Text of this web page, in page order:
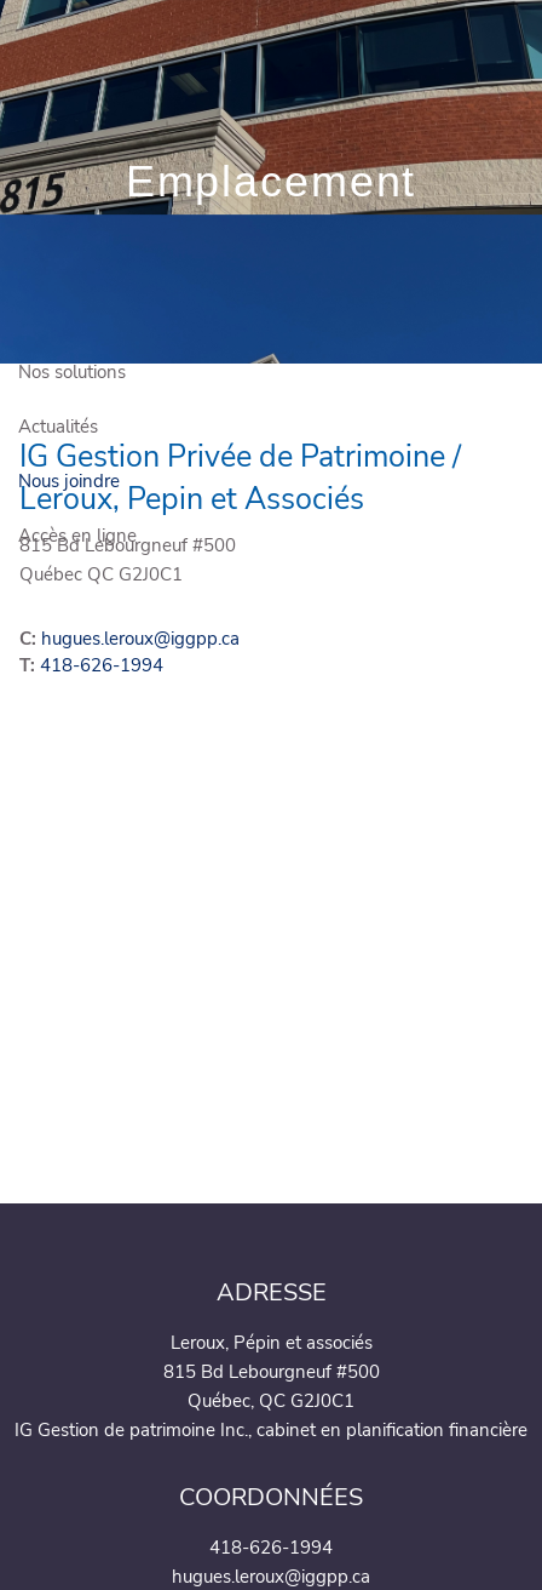
Skip to main content
Prendre rendez-vous
Connexion client
Nos solutions
Actualités
Nous joindre
Accès en ligne
Emplacement
IG Gestion Privée de Patrimoine /
Leroux, Pepin et Associés
815 Bd Lebourgneuf #500
Québec QC G2J0C1
C: hugues.leroux@iggpp.ca
T:418-626-1994
ADRESSE
Leroux, Pépin et associés
815 Bd Lebourgneuf #500
Québec, QC G2J0C1
IG Gestion de patrimoine Inc., cabinet en planification financière
COORDONNÉES
418-626-1994
hugues.leroux@iggpp.ca